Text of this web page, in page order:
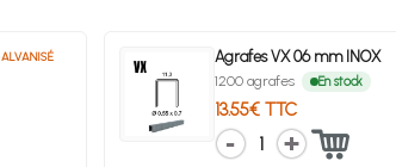
Agrafes VX 06 mm INOX
1200 agrafes En stock
13.55€ TTC
1